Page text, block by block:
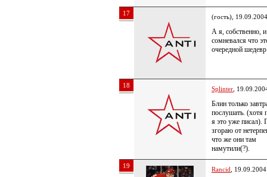
17 (гость),
А я, собственно,
сомневался что
очередной
18 Splinter ,
Блин только
послушать. (хотя
я это уже писал).
згораю от
что же они там
намутили(?).
19 Rancid ,